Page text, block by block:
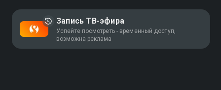
Запись ТВ-эфира
Успейте посмотреть - временный доступ,
возможна реклама